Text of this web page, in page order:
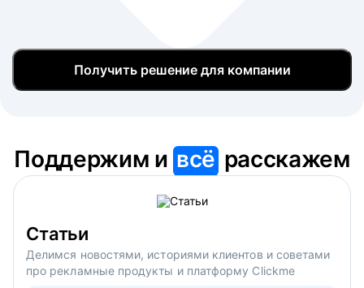
Получить решение для компании
Поддержим ивсё расскажем
Статьи
Делимся новостями, историями клиентов и советами
про рекламные продукты и платформу Clickme